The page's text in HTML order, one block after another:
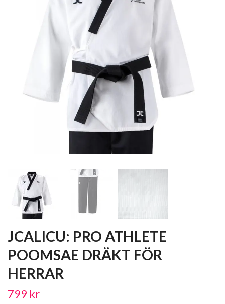
JCALICU: PRO ATHLETE
POOMSAE DRÄKT FÖR
HERRAR
799 kr